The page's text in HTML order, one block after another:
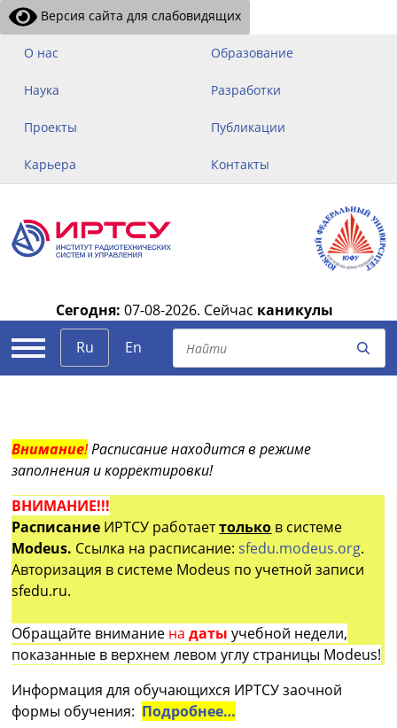
Версия сайта для слабовидящих
О нас Образование
Наука Разработки
Проекты Публикации
Карьера Контакты
Сегодня: 07-08-2026. Сейчас каникулы
Ru
En
Внимание!Расписание находится в режиме
заполнения и корректировки!
ВНИМАНИЕ!!!
Расписание ИРТСУ работаеттолько в системе
Modeus. Ссылка на расписание:sfedu.modeus.org.
Авторизация в системе Modeus по учетной записи
sfedu.ru.
Обращайте внимание на датыучебной недели,
показанные в верхнем левом углу страницы Modeus!
Информация для обучающихся ИРТСУ заочной
формы обучения: Подробнее…